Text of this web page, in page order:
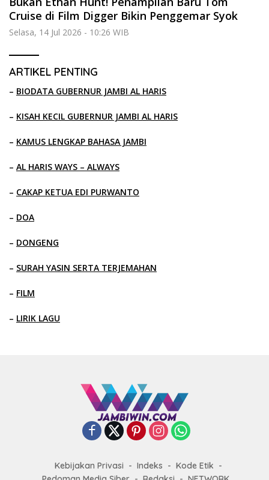
Cruise di Film Digger Bikin Penggemar Syok
Selasa, 14 Jul 2026 - 10:26 WIB
ARTIKEL PENTING
– BIODATA GUBERNUR JAMBI AL HARIS
– KISAH KECIL GUBERNUR JAMBI AL HARIS
– KAMUS LENGKAP BAHASA JAMBI
– AL HARIS WAYS – ALWAYS
– CAKAP KETUA EDI PURWANTO
– DOA
– DONGENG
– SURAH YASIN SERTA TERJEMAHAN
– FILM
– LIRIK LAGU
Kebijakan Privasi Indeks
Kode Etik